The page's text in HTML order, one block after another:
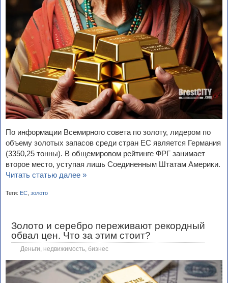
По информации Всемирного совета по золоту, лидером по
объему золотых запасов среди стран ЕС является Германия
(3350,25 тонны). В общемировом рейтинге ФРГ занимает
второе место, уступая лишь Соединенным Штатам Америки.
Читать статью далее »
Теги: ЕС золото
Золото и серебро переживают рекордный
обвал цен. Что за этим стоит?
Деньги, недвижимость, бизнес